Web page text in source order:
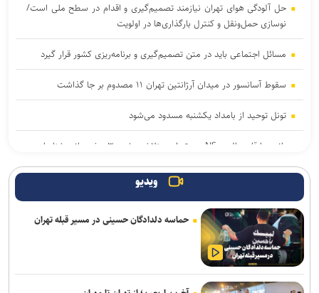
حل آلودگی هوای تهران نیازمند تصمیم‌گیری و اقدام در سطح ملی است/
نوسازی حمل‌ونقل و کنترل بارگذاری‌ها در اولویت
مسائل اجتماعی باید در متن تصمیم‌گیری و برنامه‌ریزی کشور قرار گیرد
سقوط آسانسور در میدان آرژانتین تهران ۱۱ مصدوم بر جا گذاشت
تونل توحید از بامداد یکشنبه مسدود می‌شود
باند سارقان پالس NS در تهران متلاشی شد؛ ۳ عضو باند شناسایی و
هشدار نسبت به وقوع تندباد در تهران
شهدا حامیان معنوی و راهبر مسیر زندگی هستند/ فروپاشی ابهت پوشالی
استکبار در پی مقاومت ملت ایران
۵۳ هزار موتور سوار به دلیل تردد در خطوط ویژه اعمال قانون شدند
ویدیو
حماسه دلدادگان حسینی در مسیر قبله تهران